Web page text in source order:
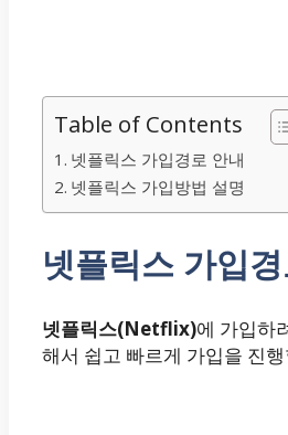
Table of Contents
넷플릭스 가입경로 안내
넷플릭스 가입방법 설명
넷플릭스 가입
넷플릭스(Netflix)에 가입하
해서 쉽고 빠르게 가입을 진